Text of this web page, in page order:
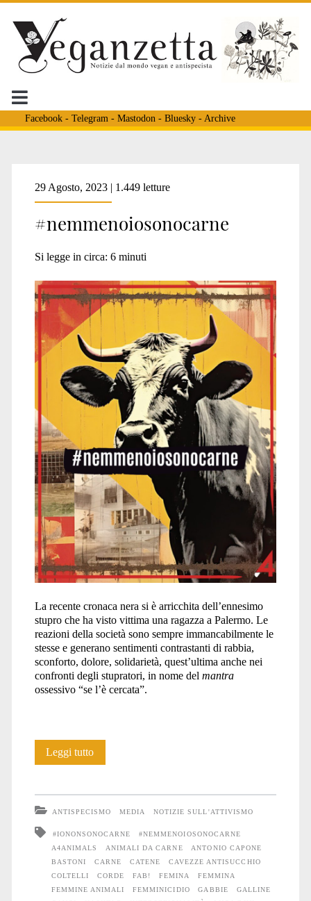
Facebook- Telegram - Mastodon - Bluesky- Archive
Tag:
<span>violenza
sulle
donne</span>
29 Agosto, 2023 | 1.449 letture
#nemmenoiosonocarne
Si legge in circa: 6 minuti
La recente cronaca nera si è arricchita dell’ennesimo
stupro che ha visto vittima una ragazza a Palermo. Le
reazioni della società sono sempre immancabilmente le
stesse e generano sentimenti contrastanti di rabbia,
sconforto, dolore, solidarietà, quest’ultima anche nei
confronti degli stupratori, in nome del mantra
ossessivo “se l’è cercata”.
Leggi tutto#nemmenoiosonocarne
ANTISPECISMO MEDIA NOTIZIE SULL'ATTIVISMO
#IONONSONOCARNE
#NEMMENOIOSONOCARNE
A4ANIMALS
ANIMALI DA CARNE
ANTONIO CAPONE
BASTONI
CARNE CATENE
CAVEZZE ANTISUCCHIO
COLTELLI
CORDE FAB! FEMINA
FEMMINA
FEMMINE ANIMALI
FEMMINICIDIO GABBIE
GALLINE